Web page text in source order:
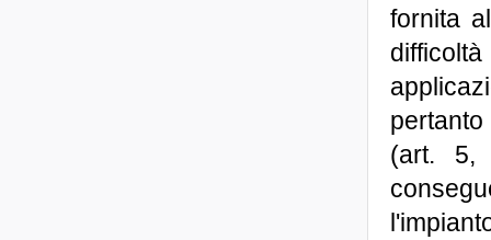
fornita
(art. 5,